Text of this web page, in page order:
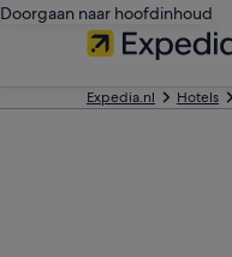
Doorgaan naar hoofdinhoud
Expedia.nl Hotels